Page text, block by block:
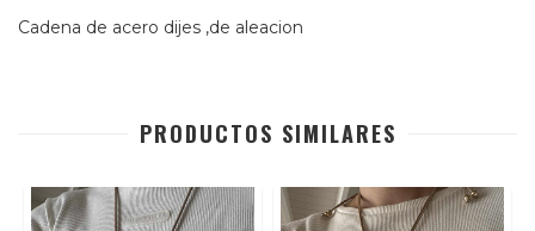
Cadena de acero dijes ,de aleacion
PRODUCTOS SIMILARES